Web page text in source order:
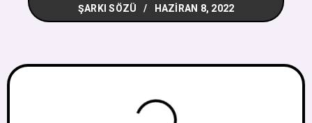
ŞARKI SÖZÜ HAZIRAN 8, 2022